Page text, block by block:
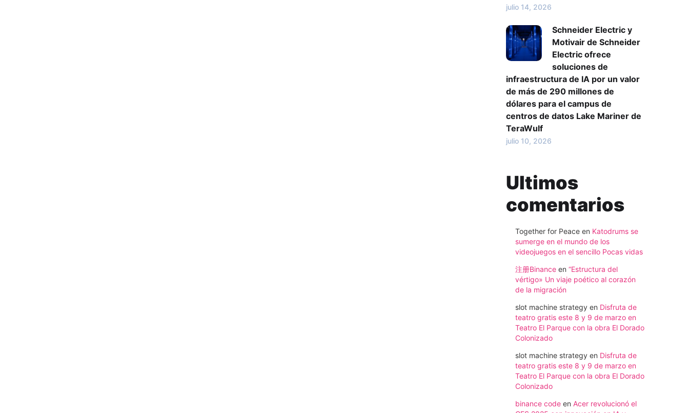
julio 14, 2026
Schneider Electric y
Motivair de Schneider
Electric ofrece
soluciones de
infraestructura de IA por un valor
de más de 290 millones de
dólares para el campus de
centros de datos Lake Mariner de
TeraWulf
julio 10, 2026
Ultimos
comentarios
Together for Peace en Katodrums se
sumerge en el mundo de los
videojuegos en el sencillo Pocas vidas
注册Binance en “Estructura del
vértigo» Un viaje poético al corazón
de la migración
slot machine strategy en Disfruta de
teatro gratis este 8 y 9 de marzo en
Teatro El Parque con la obra El Dorado
Colonizado
slot machine strategy en Disfruta de
teatro gratis este 8 y 9 de marzo en
Teatro El Parque con la obra El Dorado
Colonizado
binance code en Acer revolucionó el